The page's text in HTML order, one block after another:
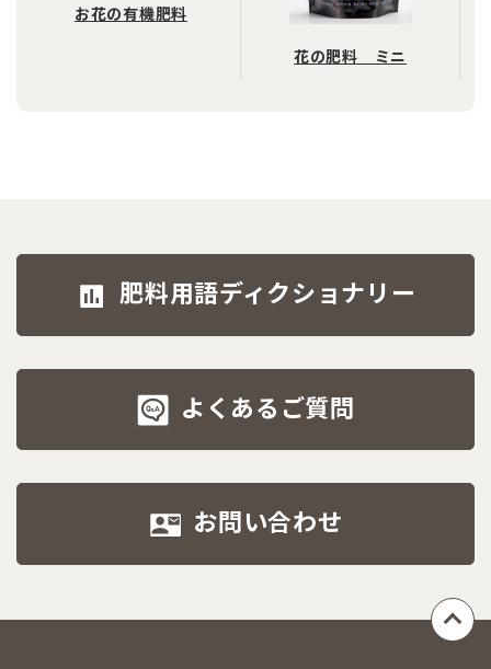
お花の有機肥料
花の肥料 ミニ
肥料用語ディクショナリー
よくあるご質問
お問い合わせ